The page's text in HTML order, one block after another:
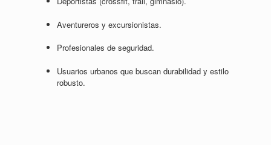
Aventureros y excursionistas.
Profesionales de seguridad.
Usuarios urbanos que buscan durabilidad y estilo
robusto.